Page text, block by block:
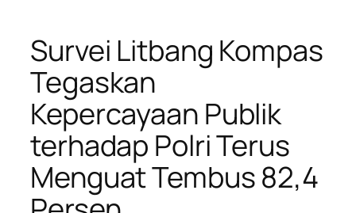
Survei Litbang Kompas
Tegaskan
Kepercayaan Publik
terhadap Polri Terus
Menguat Tembus 82,4